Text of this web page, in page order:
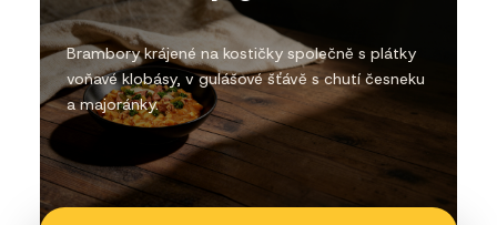
Brambory krájené na kostičky společně s plátky
voňavé klobásy, v gulášové šťávě s chutí česneku
a majoránky.